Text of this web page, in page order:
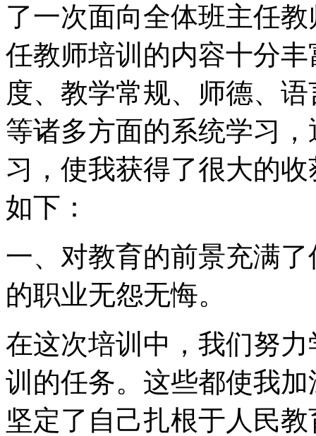
了一次面向全体班主任
任教师培训的内容十分
度、教学常规、师德、
等诸多方面的系统学习
习，使我获得了很大的
如下：
一、对教育的前景充满
的职业无怨无悔。
在这次培训中，我们努
训的任务。这些都使我
坚定了自己扎根于人民